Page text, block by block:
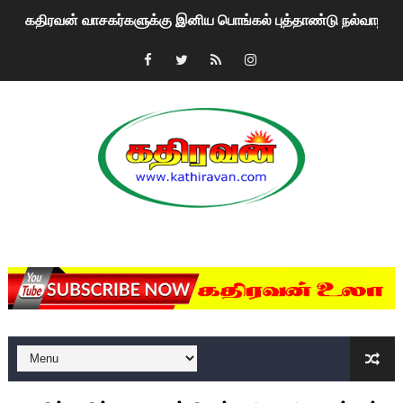
கதிரவன் வாசகர்களுக்கு இனிய பொங்கல் புத்தாண்டு
மகிந்த ராஜபக்சே பதவி விலக திட்டம்?
காணாமல் போகும் பிள்ளையார்கள்!
குண்டை தூக்கிப்போட்ட ஆய்வு…. இந்தியாவின் “கோவிஷீல்டு”
ஏர்போர்ட்டில் உதைத்த நபர் யார், என்ன நடந்தது?: உண்மையை
சீனா இலங்கையிடம் 8 மில்லியன் அமெரிக்க டொலர் நட்டஈடு
01/11/2021 Scotland ல் நடைபெறும் கண்டனப்
பாலச்சந்திரன் மற்றும் தன்னிடம் படித்த மாணவர்கள் தொடர்பில்